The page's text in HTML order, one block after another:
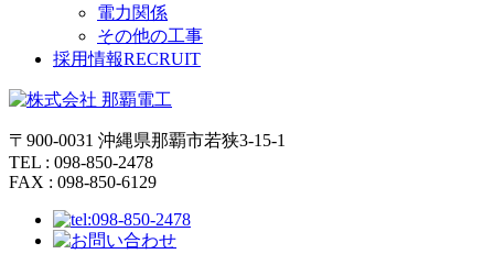
電力関係
その他の工事
採用情報RECRUIT
〒900-0031 沖縄県那覇市若狭3-15-1
TEL : 098-850-2478
FAX : 098-850-6129